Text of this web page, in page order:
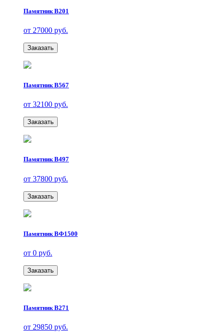
Памятник В201
от 27000 руб.
Заказать
Памятник В567
от 32100 руб.
Заказать
Памятник В497
от 37800 руб.
Заказать
Памятник ВФ1500
от 0 руб.
Заказать
Памятник В271
от 29850 руб.